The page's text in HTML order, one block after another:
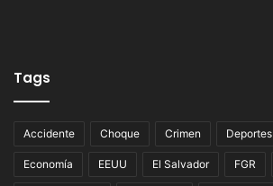
Tags
Accidente Choque Crimen Deportes
Economía EEUU El Salvador FGR